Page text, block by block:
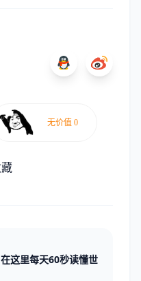
这里每天60秒读懂世